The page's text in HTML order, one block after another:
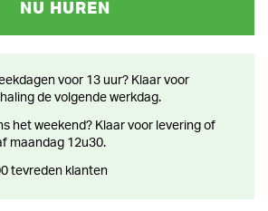
NU HUREN
de volgende werkdag.
maandag 12u30.
tevreden klanten